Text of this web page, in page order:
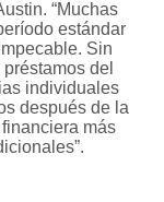
“Muchas
estándar
Sin
del
individuales
después de la
más